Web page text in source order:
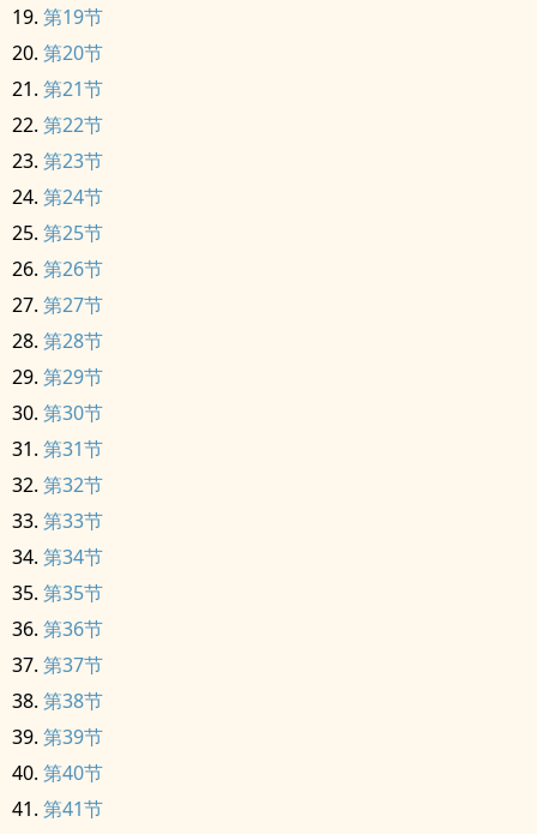
第19节
第20节
第21节
第22节
第23节
第24节
第25节
第26节
第27节
第28节
第29节
第30节
第31节
第32节
第33节
第34节
第35节
第36节
第37节
第38节
第39节
第40节
第41节